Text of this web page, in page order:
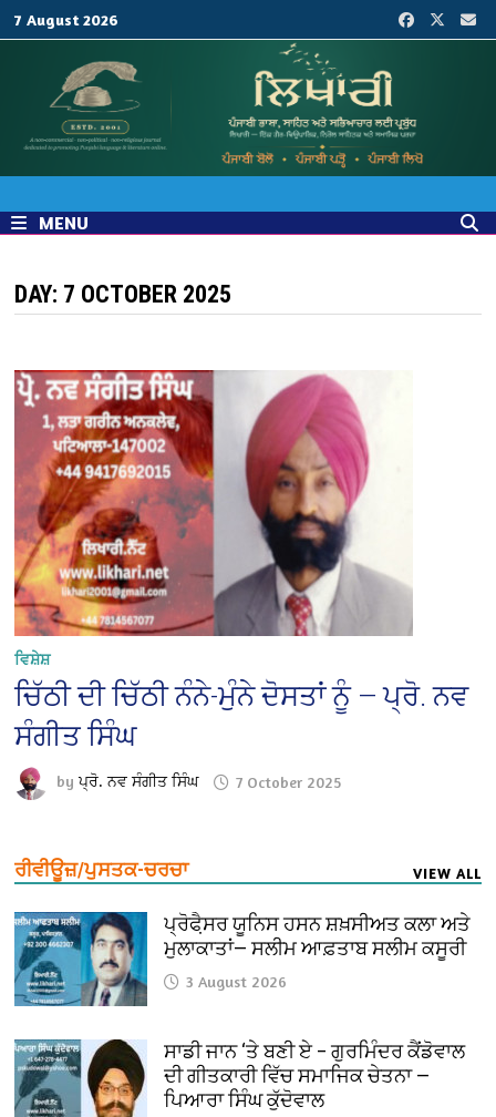
7 August 2026
MENU
DAY: 7 OCTOBER 2025
ਵਿਸ਼ੇਸ਼
ਚਿੱਠੀ ਦੀ ਚਿੱਠੀ ਨੰਨੇ-ਮੁੰਨੇ ਦੋਸਤਾਂ ਨੂੰ — ਪ੍ਰੋ. ਨਵ
ਸੰਗੀਤ ਸਿੰਘ
byਪ੍ਰੋ. ਨਵ ਸੰਗੀਤ ਸਿੰਘ 7 October 2025
ਰੀਵੀਊਜ਼/ਪੁਸਤਕ-ਚਰਚਾ VIEW ALL
ਪ੍ਰੋਫੈ਼ਸਰ ਯੂਨਿਸ ਹਸਨ ਸ਼ਖ਼ਸੀਅਤ ਕਲਾ ਅਤੇ
ਮੁਲਾਕਾਤਾਂ— ਸਲੀਮ ਆਫ਼ਤਾਬ ਸਲੀਮ ਕਸੂਰੀ
3 August 2026
ਸਾਡੀ ਜਾਨ ‘ਤੇ ਬਣੀ ਏ – ਗੁਰਮਿੰਦਰ ਕੈਂਡੋਵਾਲ
ਦੀ ਗੀਤਕਾਰੀ ਵਿੱਚ ਸਮਾਜਿਕ ਚੇਤਨਾ —
ਪਿਆਰਾ ਸਿੰਘ ਕੁੱਦੋਵਾਲ